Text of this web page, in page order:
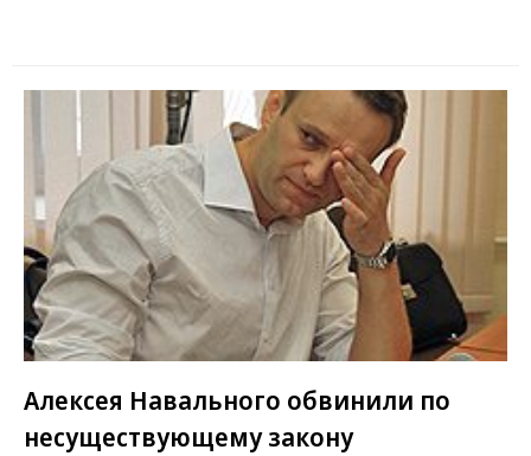
Алексея Навального обвинили по
несуществующему закону